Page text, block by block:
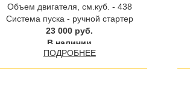
Объем двигателя, см.куб. - 438
Система пуска - ручной стартер
23 000 руб.
В наличии
ПОДРОБНЕЕ